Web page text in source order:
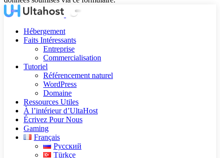
Hébergement
Faits Intéressants
Entreprise
Commercialisation
Tutoriel
Référencement naturel
WordPress
Domaine
Ressources Utiles
À l’intérieur d’UltaHost
Écrivez Pour Nous
Gaming
Français
Русский
Türkçe